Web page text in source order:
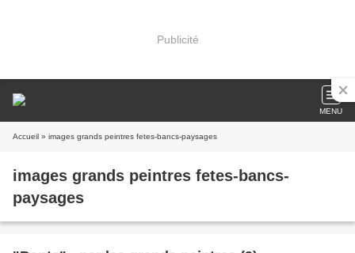
Publicité
MENU
Accueil » images grands peintres fetes-bancs-paysages
images grands peintres fetes-bancs-
paysages